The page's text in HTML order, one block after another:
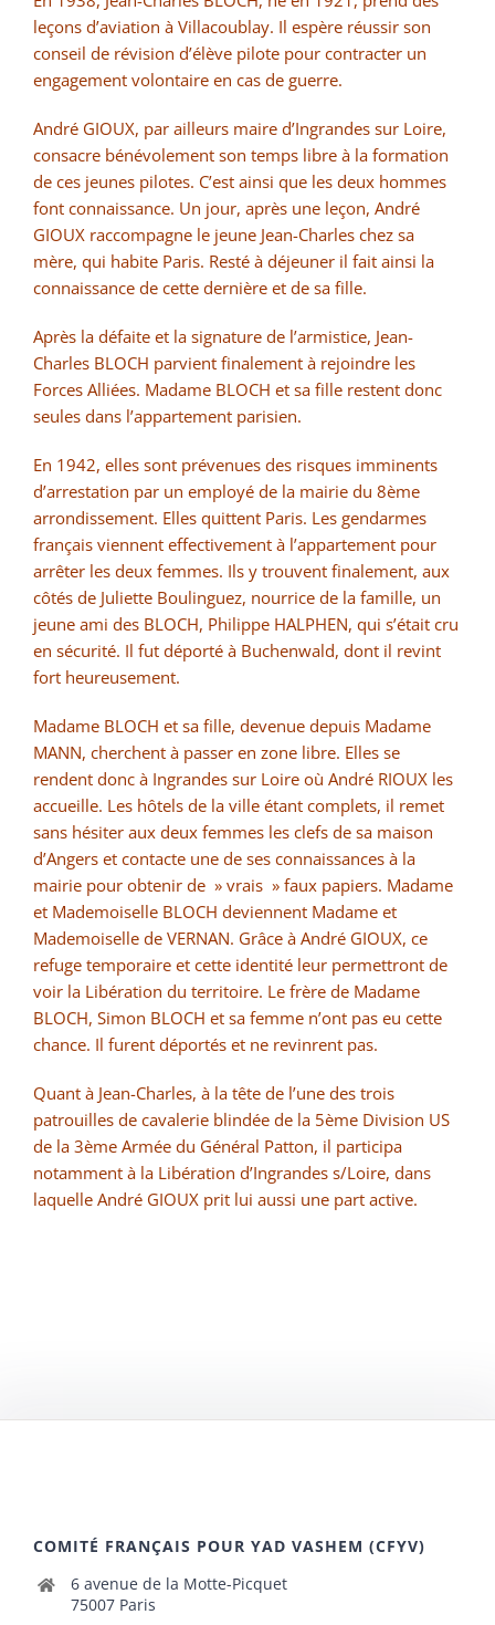
leçons d’aviation à Villacoublay. Il espère réussir son
conseil de révision d’élève pilote pour contracter un
engagement volontaire en cas de guerre.
André GIOUX, par ailleurs maire d’Ingrandes sur Loire,
consacre bénévolement son temps libre à la formation
de ces jeunes pilotes. C’est ainsi que les deux hommes
font connaissance. Un jour, après une leçon, André
GIOUX raccompagne le jeune Jean-Charles chez sa
mère, qui habite Paris. Resté à déjeuner il fait ainsi la
connaissance de cette dernière et de sa fille.
Après la défaite et la signature de l’armistice, Jean-
Charles BLOCH parvient finalement à rejoindre les
Forces Alliées. Madame BLOCH et sa fille restent donc
seules dans l’appartement parisien.
En 1942, elles sont prévenues des risques imminents
d’arrestation par un employé de la mairie du 8ème
arrondissement. Elles quittent Paris. Les gendarmes
français viennent effectivement à l’appartement pour
arrêter les deux femmes. Ils y trouvent finalement, aux
côtés de Juliette Boulinguez, nourrice de la famille, un
jeune ami des BLOCH, Philippe HALPHEN, qui s’était cru
en sécurité. Il fut déporté à Buchenwald, dont il revint
fort heureusement.
Madame BLOCH et sa fille, devenue depuis Madame
MANN, cherchent à passer en zone libre. Elles se
rendent donc à Ingrandes sur Loire où André RIOUX les
accueille. Les hôtels de la ville étant complets, il remet
sans hésiter aux deux femmes les clefs de sa maison
d’Angers et contacte une de ses connaissances à la
mairie pour obtenir de » vrais » faux papiers. Madame
et Mademoiselle BLOCH deviennent Madame et
Mademoiselle de VERNAN. Grâce à André GIOUX, ce
refuge temporaire et cette identité leur permettront de
voir la Libération du territoire. Le frère de Madame
BLOCH, Simon BLOCH et sa femme n’ont pas eu cette
chance. Il furent déportés et ne revinrent pas.
Quant à Jean-Charles, à la tête de l’une des trois
patrouilles de cavalerie blindée de la 5ème Division US
de la 3ème Armée du Général Patton, il participa
notamment à la Libération d’Ingrandes s/Loire, dans
laquelle André GIOUX prit lui aussi une part active.
COMITÉ FRANÇAIS POUR YAD VASHEM (CFYV)
6 avenue de la Motte-Picquet
75007 Paris